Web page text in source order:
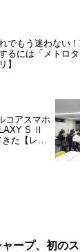
でもう迷わない
るには「メトロ
】
コアスマホ
S Ⅱ
た【レポ
ャープ、初の